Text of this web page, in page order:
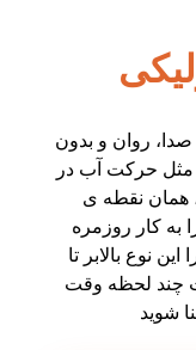
صدا، روان و بدون
مثل حرکت آب در
همان نقطه ی
به کار روزمره
نوع بالابر تا
چند لحظه وقت
شوید